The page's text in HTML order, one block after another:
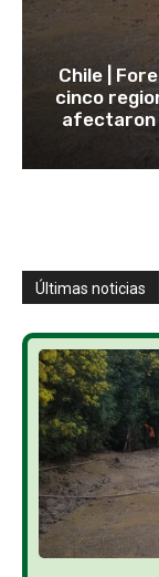
Chile |
cinco
afectaron
Últimas noticias